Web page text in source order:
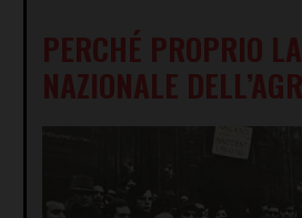
PERCHÉ PROPRIO
NAZIONALE